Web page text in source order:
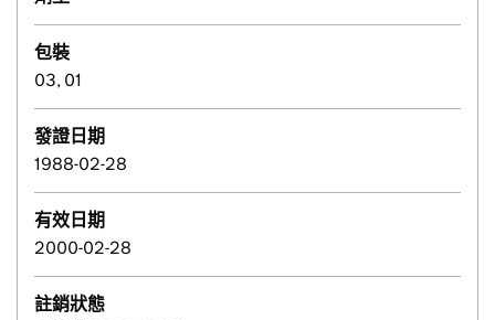
包裝
03, 01
發證日期
1988-02-28
有效日期
2000-02-28
註銷狀態